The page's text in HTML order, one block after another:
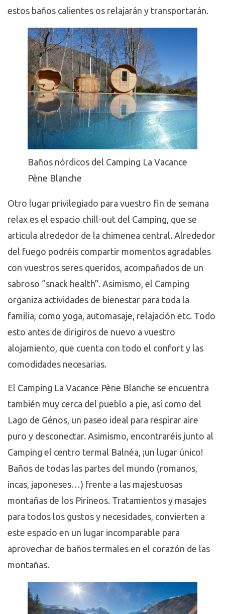
estos baños calientes os relajarán y transportarán.
Baños nórdicos del Camping La Vacance
Pène Blanche
Otro lugar privilegiado para vuestro fin de semana
relax es el espacio chill-out del Camping, que se
articula alrededor de la chimenea central. Alrededor
del fuego podréis compartir momentos agradables
con vuestros seres queridos, acompañados de un
sabroso “snack health”. Asimismo, el Camping
organiza actividades de bienestar para toda la
familia, como yoga, automasaje, relajación etc. Todo
esto antes de dirigiros de nuevo a vuestro
alojamiento, que cuenta con todo el confort y las
comodidades necesarias.
El Camping La Vacance Pène Blanche se encuentra
también muy cerca del pueblo a pie, así como del
Lago de Génos, un paseo ideal para respirar aire
puro y desconectar. Asimismo, encontraréis junto al
Camping el centro termal Balnéa, ¡un lugar único!
Baños de todas las partes del mundo (romanos,
incas, japoneses…) frente a las majestuosas
montañas de los Pirineos. Tratamientos y masajes
para todos los gustos y necesidades, convierten a
este espacio en un lugar incomparable para
aprovechar de baños termales en el corazón de las
montañas.